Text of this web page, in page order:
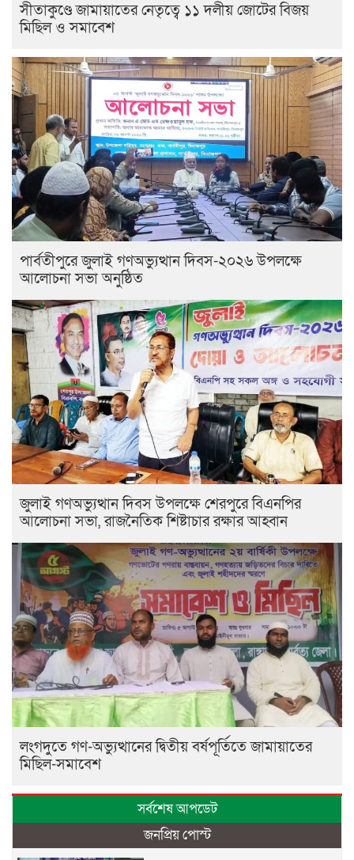
সীতাকুণ্ডে জামায়াতের নেতৃত্বে ১১ দলীয় জোটের বিজয়
মিছিল ও সমাবেশ
পার্বতীপুরে জুলাই গণঅভ্যুত্থান দিবস-২০২৬ উপলক্ষে
আলোচনা সভা অনুষ্ঠিত
জুলাই গণঅভ্যুত্থান দিবস উপলক্ষে শেরপুরে বিএনপির
আলোচনা সভা, রাজনৈতিক শিষ্টাচার রক্ষার আহ্বান
লংগদুতে গণ-অভ্যুত্থানের দ্বিতীয় বর্ষপূর্তিতে জামায়াতের
মিছিল-সমাবেশ
সর্বশেষ আপডেট
জনপ্রিয় পোস্ট